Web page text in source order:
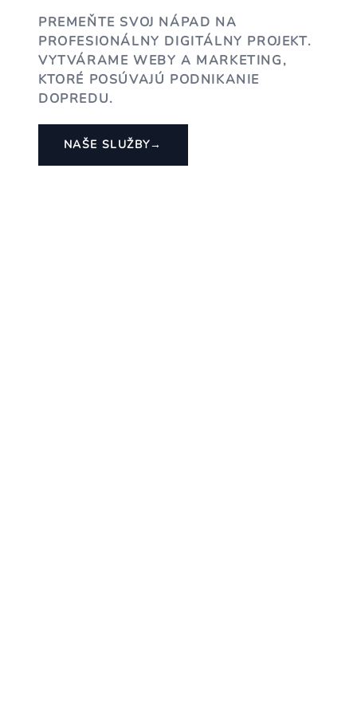
PREMEŇTE SVOJ NÁPAD NA
PROFESIONÁLNY DIGITÁLNY PROJEKT.
VYTVÁRAME WEBY A MARKETING,
KTORÉ POSÚVAJÚ PODNIKANIE
DOPREDU.
NAŠE SLUŽBY→